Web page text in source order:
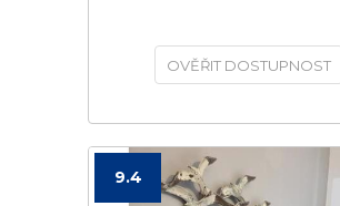
OVĚŘIT DOSTUPNOST
9.4